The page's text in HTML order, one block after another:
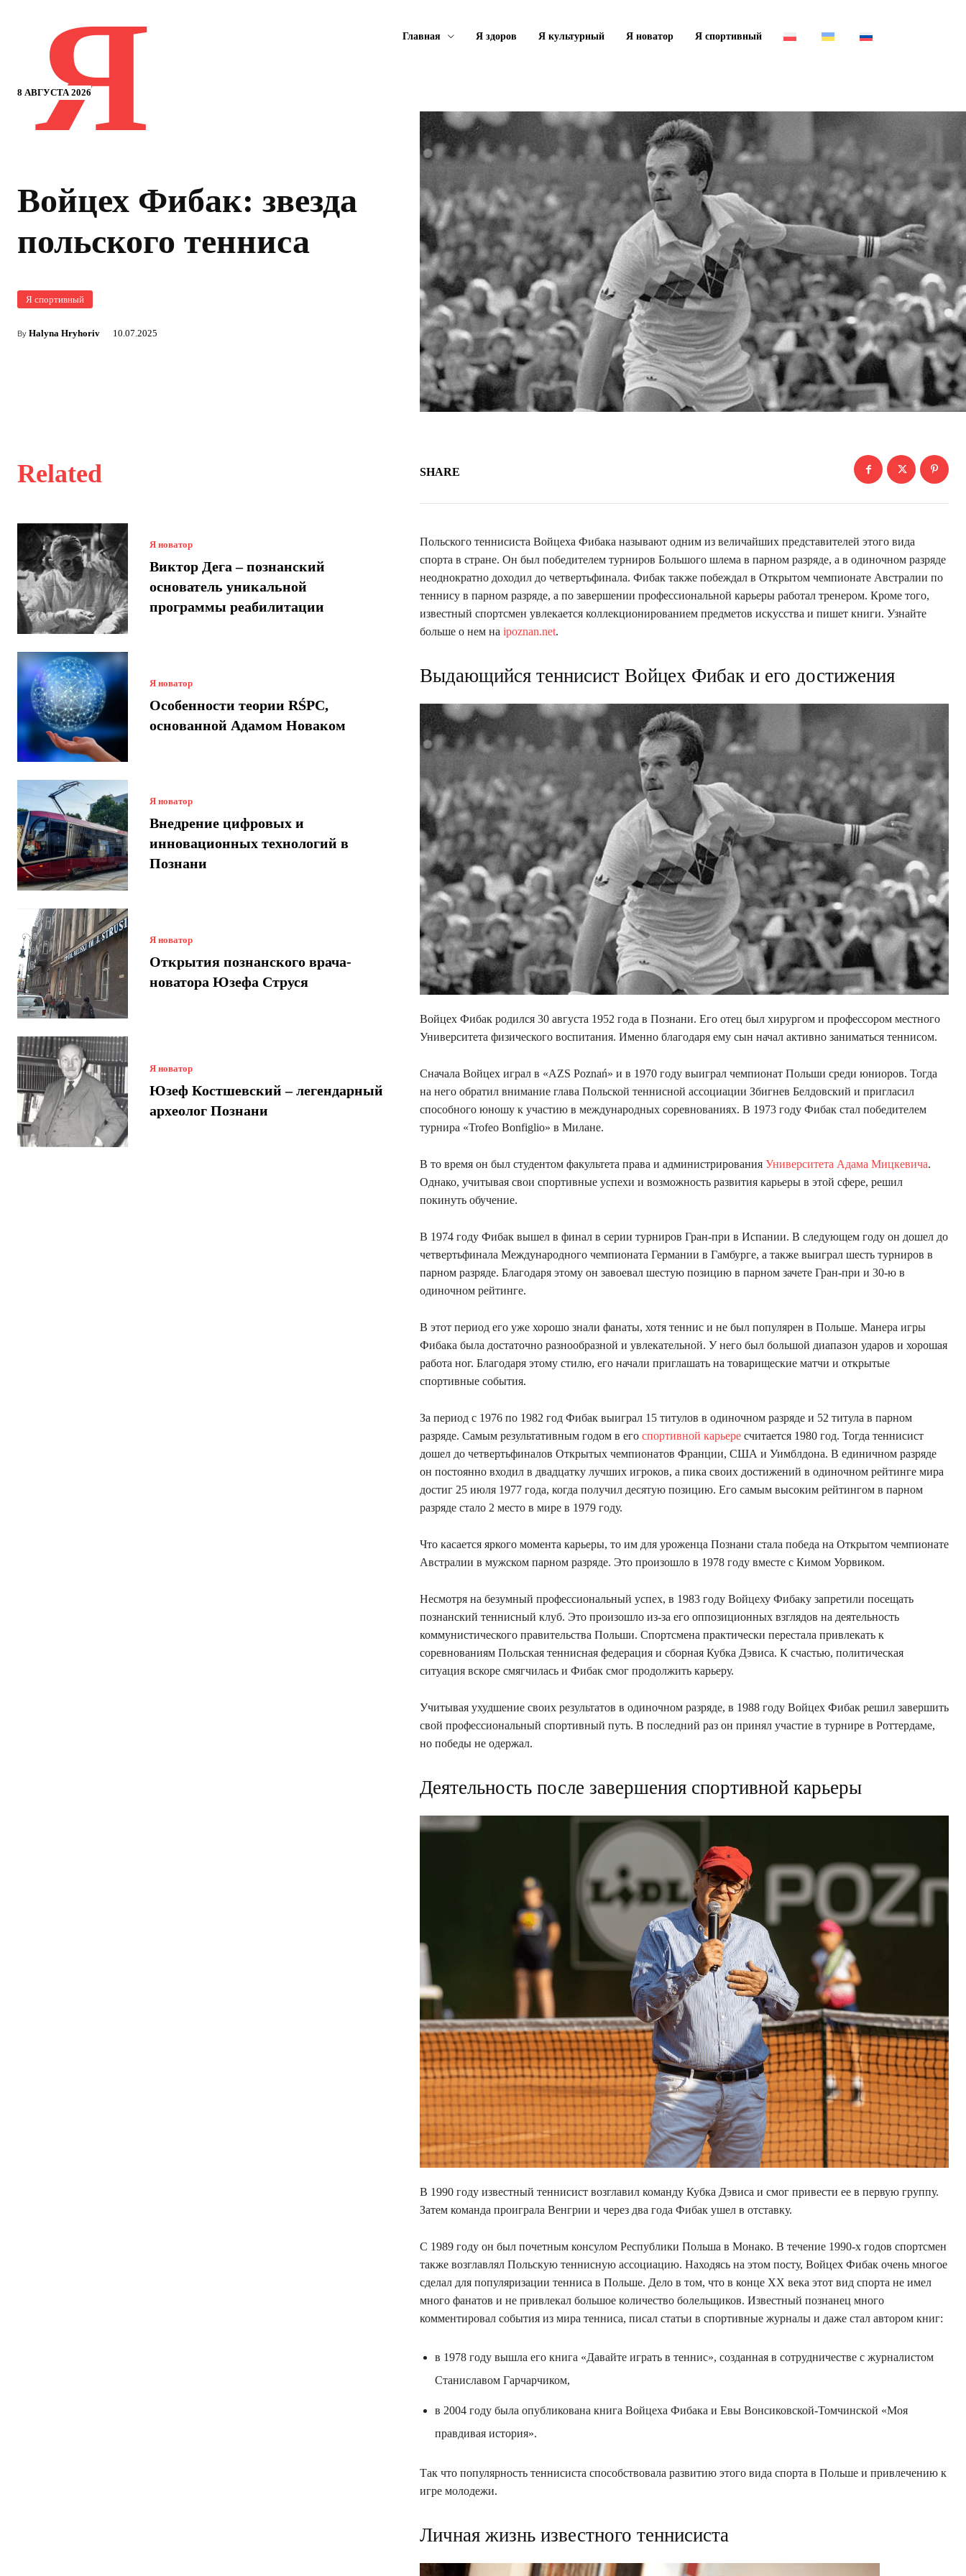
8 АВГУСТА 2026
Я Главная Я здоров Я культурный Я новатор Я спортивный
Войцех Фибак: звезда
польского тенниса
Я спортивный
By Halyna Hryhoriv 10.07.2025
Related
Я новатор
Виктор Дега – познанский
основатель уникальной
программы реабилитации
Я новатор
Особенности теории RŚPC,
основанной Адамом Новаком
Я новатор
Внедрение цифровых и
инновационных технологий в
Познани
Я новатор
Открытия познанского врача-
новатора Юзефа Струся
Я новатор
Юзеф Костшевский – легендарный
археолог Познани
SHARE
Польского теннисиста Войцеха Фибака называют одним из величайших представителей этого вида
спорта в стране. Он был победителем турниров Большого шлема в парном разряде, а в одиночном разряде
неоднократно доходил до четвертьфинала. Фибак также побеждал в Открытом чемпионате Австралии по
теннису в парном разряде, а по завершении профессиональной карьеры работал тренером. Кроме того,
известный спортсмен увлекается коллекционированием предметов искусства и пишет книги. Узнайте
больше о нем на ipoznan.net.
Выдающийся теннисист Войцех Фибак и его достижения
Войцех Фибак родился 30 августа 1952 года в Познани. Его отец был хирургом и профессором местного
Университета физического воспитания. Именно благодаря ему сын начал активно заниматься теннисом.
Сначала Войцех играл в «AZS Poznań» и в 1970 году выиграл чемпионат Польши среди юниоров. Тогда
на него обратил внимание глава Польской теннисной ассоциации Збигнев Белдовский и пригласил
способного юношу к участию в международных соревнованиях. В 1973 году Фибак стал победителем
турнира «Trofeo Bonfiglio» в Милане.
В то время он был студентом факультета права и администрирования Университета Адама Мицкевича.
Однако, учитывая свои спортивные успехи и возможность развития карьеры в этой сфере, решил
покинуть обучение.
В 1974 году Фибак вышел в финал в серии турниров Гран-при в Испании. В следующем году он дошел до
четвертьфинала Международного чемпионата Германии в Гамбурге, а также выиграл шесть турниров в
парном разряде. Благодаря этому он завоевал шестую позицию в парном зачете Гран-при и 30-ю в
одиночном рейтинге.
В этот период его уже хорошо знали фанаты, хотя теннис и не был популярен в Польше. Манера игры
Фибака была достаточно разнообразной и увлекательной. У него был большой диапазон ударов и хорошая
работа ног. Благодаря этому стилю, его начали приглашать на товарищеские матчи и открытые
спортивные события.
За период с 1976 по 1982 год Фибак выиграл 15 титулов в одиночном разряде и 52 титула в парном
разряде. Самым результативным годом в его спортивной карьере считается 1980 год. Тогда теннисист
дошел до четвертьфиналов Открытых чемпионатов Франции, США и Уимблдона. В единичном разряде
он постоянно входил в двадцатку лучших игроков, а пика своих достижений в одиночном рейтинге мира
достиг 25 июля 1977 года, когда получил десятую позицию. Его самым высоким рейтингом в парном
разряде стало 2 место в мире в 1979 году.
Что касается яркого момента карьеры, то им для уроженца Познани стала победа на Открытом чемпионате
Австралии в мужском парном разряде. Это произошло в 1978 году вместе с Кимом Уорвиком.
Несмотря на безумный профессиональный успех, в 1983 году Войцеху Фибаку запретили посещать
познанский теннисный клуб. Это произошло из-за его оппозиционных взглядов на деятельность
коммунистического правительства Польши. Спортсмена практически перестала привлекать к
соревнованиям Польская теннисная федерация и сборная Кубка Дэвиса. К счастью, политическая
ситуация вскоре смягчилась и Фибак смог продолжить карьеру.
Учитывая ухудшение своих результатов в одиночном разряде, в 1988 году Войцех Фибак решил завершить
свой профессиональный спортивный путь. В последний раз он принял участие в турнире в Роттердаме,
но победы не одержал.
Деятельность после завершения спортивной карьеры
В 1990 году известный теннисист возглавил команду Кубка Дэвиса и смог привести ее в первую группу.
Затем команда проиграла Венгрии и через два года Фибак ушел в отставку.
С 1989 году он был почетным консулом Республики Польша в Монако. В течение 1990-х годов спортсмен
также возглавлял Польскую теннисную ассоциацию. Находясь на этом посту, Войцех Фибак очень многое
сделал для популяризации тенниса в Польше. Дело в том, что в конце XX века этот вид спорта не имел
много фанатов и не привлекал большое количество болельщиков. Известный познанец много
комментировал события из мира тенниса, писал статьи в спортивные журналы и даже стал автором книг:
в 1978 году вышла его книга «Давайте играть в теннис», созданная в сотрудничестве с журналистом
Станиславом Гарчарчиком,
в 2004 году была опубликована книга Войцеха Фибака и Евы Вонсиковской-Томчинской «Моя
правдивая история».
Так что популярность теннисиста способствовала развитию этого вида спорта в Польше и привлечению к
игре молодежи.
Личная жизнь известного теннисиста